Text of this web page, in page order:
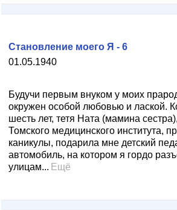
01.05.1940
Становление моего Я - 6
Будучи первым внуком у моих
окружен особой любовью и лаской.
шесть лет, тетя Ната (мамина
Томского медицинского института,
каникулы, подарила мне детский
автомобиль, на котором я гордо
улицам... Ещё